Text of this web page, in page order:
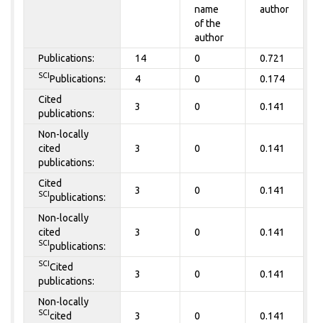
name
of the
author
author
Publications: 14 0 0.721
SCI Publications: 4 0 0.174
Cited
publications:
3 0 0.141
Non-locally
cited
publications:
3 0 0.141
Cited
SCI publications:
3 0 0.141
Non-locally
cited
SCI publications:
3 0 0.141
SCI Cited
publications:
3 0 0.141
Non-locally
SCI cited
3 0 0.141